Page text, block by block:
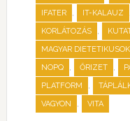
IFATER , IT-KALAUZ
KORLÁTOZÁS ,
MAGYAR
NOPQ , ŐRIZET ,
PLATFORM ,
VAGYON , VITA